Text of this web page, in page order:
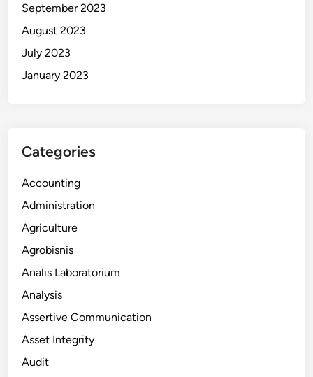
September 2023
August 2023
July 2023
January 2023
Categories
Accounting
Administration
Agriculture
Agrobisnis
Analis Laboratorium
Analysis
Assertive Communication
Asset Integrity
Audit